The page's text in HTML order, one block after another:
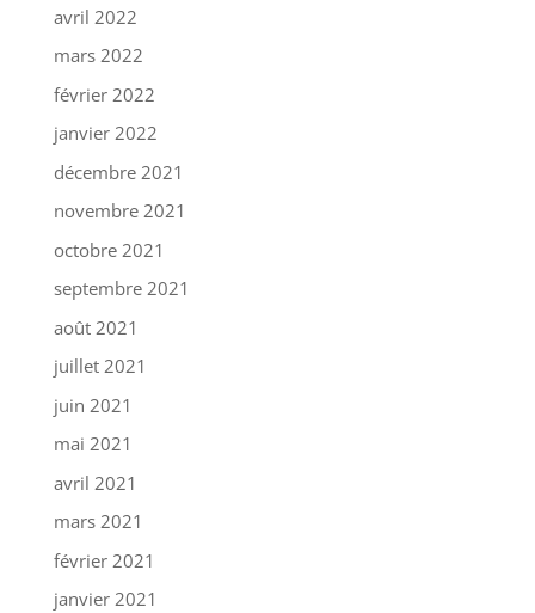
avril 2022
mars 2022
février 2022
janvier 2022
décembre 2021
novembre 2021
octobre 2021
septembre 2021
août 2021
juillet 2021
juin 2021
mai 2021
avril 2021
mars 2021
février 2021
janvier 2021